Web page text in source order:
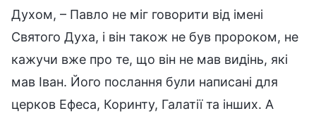
Духом, – Павло не міг говорити від імені
Святого Духа, і він також не був пророком, не
кажучи вже про те, що він не мав видінь, які
мав Іван. Його послання були написані для
церков Ефеса, Коринту, Галатії та інших. А